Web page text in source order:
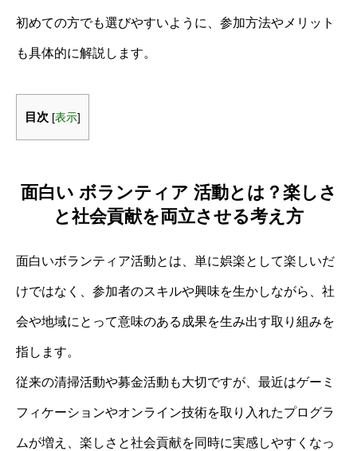
初めての方でも選びやすいように、参加方法やメリット
も具体的に解説します。
目次 [表示]
面白い ボランティア 活動とは？楽しさ
と社会貢献を両立させる考え方
面白いボランティア活動とは、単に娯楽として楽しいだ
けではなく、参加者のスキルや興味を生かしながら、社
会や地域にとって意味のある成果を生み出す取り組みを
指します。
従来の清掃活動や募金活動も大切ですが、最近はゲーミ
フィケーションやオンライン技術を取り入れたプログラ
ムが増え、楽しさと社会貢献を同時に実感しやすくなっ